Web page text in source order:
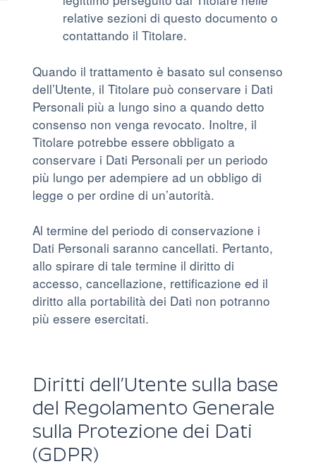
relative sezioni di questo documento o
contattando il Titolare.
Quando il trattamento è basato sul consenso
dell’Utente, il Titolare può conservare i Dati
Personali più a lungo sino a quando detto
consenso non venga revocato. Inoltre, il
Titolare potrebbe essere obbligato a
conservare i Dati Personali per un periodo
più lungo per adempiere ad un obbligo di
legge o per ordine di un’autorità.
Al termine del periodo di conservazione i
Dati Personali saranno cancellati. Pertanto,
allo spirare di tale termine il diritto di
accesso, cancellazione, rettificazione ed il
diritto alla portabilità dei Dati non potranno
più essere esercitati.
Diritti dell’Utente sulla base
del Regolamento Generale
sulla Protezione dei Dati
(GDPR)